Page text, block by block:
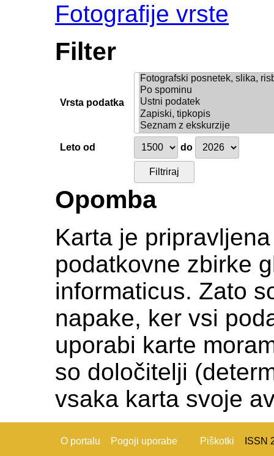
Fotografije vrste
Filter
Vrsta podatka
Leto od do
Opomba
Karta je
podatkovne zbirke
informaticus. Zato
napake, ker vsi
uporabi karte
so določitelji
vsaka karta svoje
O portalu Pogoji uporabe Piškotki ISSN